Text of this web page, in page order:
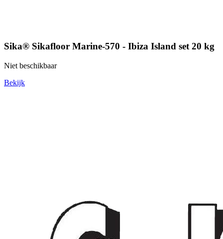
Sika® Sikafloor Marine-570 - Ibiza Island set 20 kg
Niet beschikbaar
Bekijk